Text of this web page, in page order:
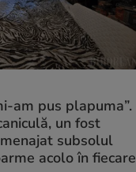
am pus plapuma”.
un fost
subsolul
acolo în fiecare